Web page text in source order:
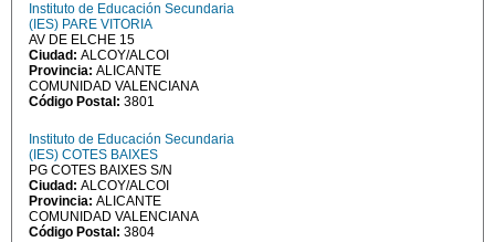
Instituto de Educación Secundaria
(IES) PARE VITORIA
AV DE ELCHE 15
Ciudad: ALCOY/ALCOI
Provincia: ALICANTE
COMUNIDAD VALENCIANA
Código Postal: 3801
Instituto de Educación Secundaria
(IES) COTES BAIXES
PG COTES BAIXES S/N
Ciudad: ALCOY/ALCOI
Provincia: ALICANTE
COMUNIDAD VALENCIANA
Código Postal: 3804